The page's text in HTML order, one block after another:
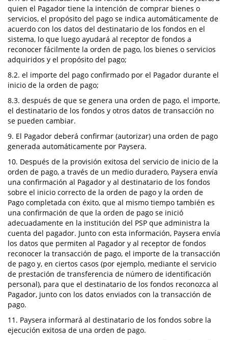
quien el Pagador tiene la intención de comprar bienes o
servicios, el propósito del pago se indica automáticamente de
acuerdo con los datos del destinatario de los fondos en el
sistema, lo que luego ayudará al receptor de fondos a
reconocer fácilmente la orden de pago, los bienes o servicios
adquiridos y el propósito del pago;
8.2. el importe del pago confirmado por el Pagador durante el
inicio de la orden de pago;
8.3. después de que se genera una orden de pago, el importe,
el destinatario de los fondos y otros datos de transacción no
se pueden cambiar.
9. El Pagador deberá confirmar (autorizar) una orden de pago
generada automáticamente por Paysera.
10. Después de la provisión exitosa del servicio de inicio de la
orden de pago, a través de un medio duradero, Paysera envía
una confirmación al Pagador y al destinatario de los fondos
sobre el inicio correcto de la orden de pago y la orden de
Pago completada con éxito, que al mismo tiempo también es
una confirmación de que la orden de pago se inició
adecuadamente en la institución del PSP que administra la
cuenta del pagador. Junto con esta información, Paysera envía
los datos que permiten al Pagador y al receptor de fondos
reconocer la transacción de pago, el importe de la transacción
de pago y, en ciertos casos (por ejemplo, mediante el servicio
de prestación de transferencia de número de identificación
personal), para que el destinatario de los fondos reconozca al
Pagador, junto con los datos enviados con la transacción de
pago.
11. Paysera informará al destinatario de los fondos sobre la
ejecución exitosa de una orden de pago.